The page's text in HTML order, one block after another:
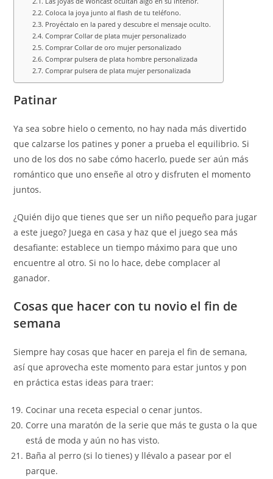
Coloca la joya junto al flash de tu teléfono.
Proyéctalo en la pared y descubre el mensaje oculto.
Comprar Collar de plata mujer personalizado
Comprar Collar de oro mujer personalizado
Comprar pulsera de plata hombre personalizada
Comprar pulsera de plata mujer personalizada
Patinar
Ya sea sobre hielo o cemento, no hay nada más divertido
que calzarse los patines y poner a prueba el equilibrio. Si
uno de los dos no sabe cómo hacerlo, puede ser aún más
romántico que uno enseñe al otro y disfruten el momento
juntos.
¿Quién dijo que tienes que ser un niño pequeño para jugar
a este juego? Juega en casa y haz que el juego sea más
desafiante: establece un tiempo máximo para que uno
encuentre al otro. Si no lo hace, debe complacer al
ganador.
Cosas que hacer con tu novio el fin de
semana
Siempre hay cosas que hacer en pareja el fin de semana,
así que aprovecha este momento para estar juntos y pon
en práctica estas ideas para traer:
Cocinar una receta especial o cenar juntos.
Corre una maratón de la serie que más te gusta o la que
está de moda y aún no has visto.
Baña al perro (si lo tienes) y llévalo a pasear por el
parque.